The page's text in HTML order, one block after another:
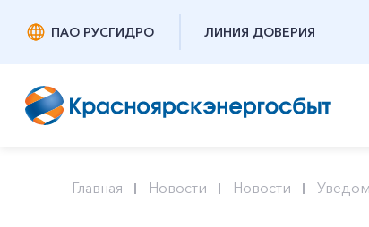
ПАО РУСГИДРО ЛИНИЯ ДОВЕРИЯ
Главная Новости Новости